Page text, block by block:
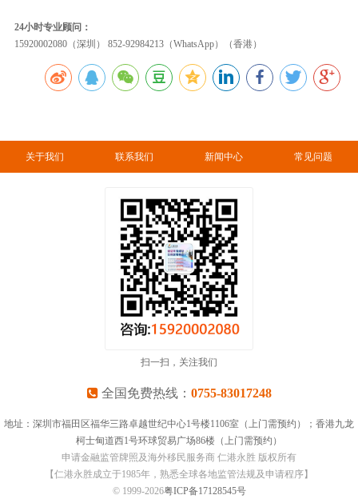
24小时专业顾问：
15920002080（深圳） 852-92984213（WhatsApp）（香港）
关于我们 联系我们 新闻中心 常见问题
扫一扫，关注我们
全国免费热线： 0755-83017248
地址：深圳市福田区福华三路卓越世纪中心1号楼1106室（上门需预约）；香港九龙
柯士甸道西1号环球贸易广场86楼（上门需预约）
申请金融监管牌照及海外移民服务商 仁港永胜 版权所有
【仁港永胜成立于1985年，熟悉全球各地监管法规及申请程序】
© 1999-2026粤ICP备17128545号